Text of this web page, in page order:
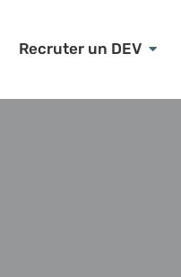
Recruter un DEV